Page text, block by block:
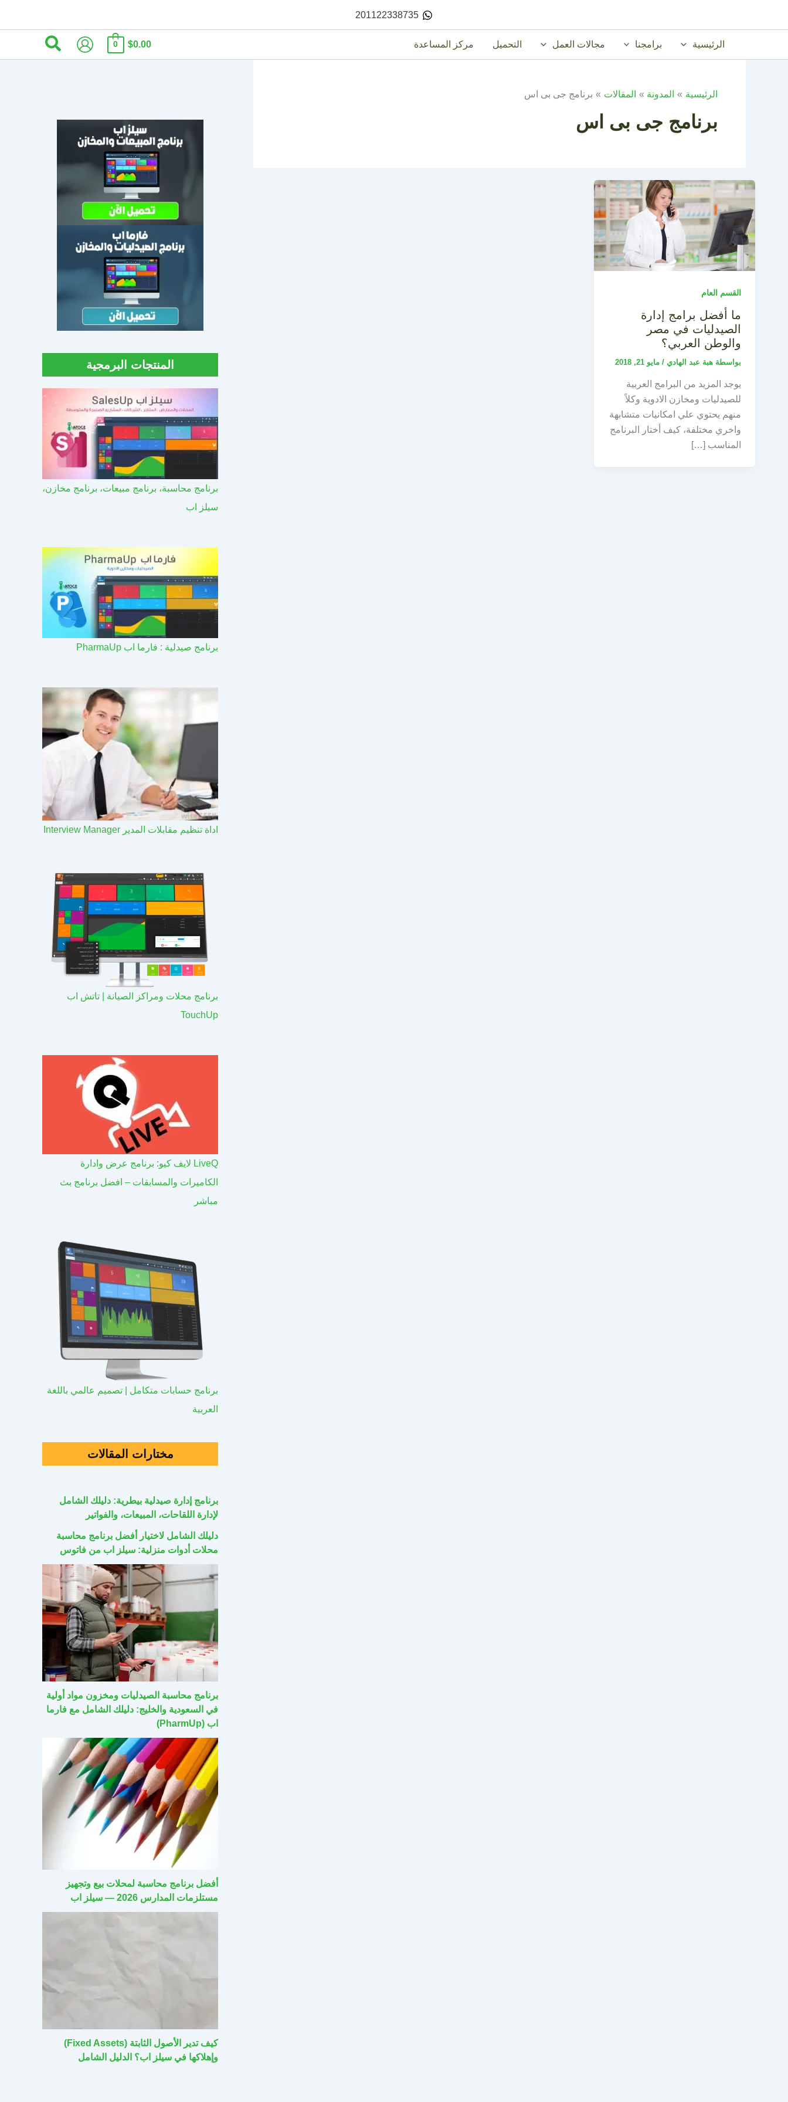
201122338735
الرئيسية برامجنا مجالات العمل التحميل مركز المساعدة $0.00
0 البحث
الرئيسية المدونة المقالات برنامج جى بى اس
برنامج جى بى اس
القسم العام
ما أفضل برامج إدارة
الصيدليات في مصر
والوطن العربي؟
بواسطة هبة عبد الهادي / مايو 21, 2018
يوجد المزيد من البرامج العربية
للصيدليات ومخازن الادوية وكلاً
منهم يحتوي علي امكانيات متشابهة
واخري مختلفة، كيف أختار البرنامج
المناسب […]
المنتجات البرمجية
برنامج محاسبة، برنامج مبيعات، برنامج مخازن،
سيلز اب
برنامج صيدلية : فارما اب PharmaUp​
اداة تنظيم مقابلات المدير Interview Manager
برنامج محلات ومراكز الصيانة | تاتش اب
TouchUp
LiveQ لايف كيو: برنامج عرض وادارة
الكاميرات والمسابقات – افضل برنامج بث
مباشر
برنامج حسابات متكامل | تصميم عالمي باللغة
العربية
مختارات المقالات
برنامج إدارة صيدلية بيطرية: دليلك الشامل
لإدارة اللقاحات، المبيعات، والفواتير
دليلك الشامل لاختيار أفضل برنامج محاسبة
محلات أدوات منزلية: سيلز اب من فاتوس
برنامج محاسبة الصيدليات ومخزون مواد أولية
في السعودية والخليج: دليلك الشامل مع فارما
اب (PharmUp)
أفضل برنامج محاسبة لمحلات بيع وتجهيز
مستلزمات المدارس 2026 — سيلز اب
كيف تدير الأصول الثابتة (Fixed Assets)
وإهلاكها في سيلز اب؟ الدليل الشامل